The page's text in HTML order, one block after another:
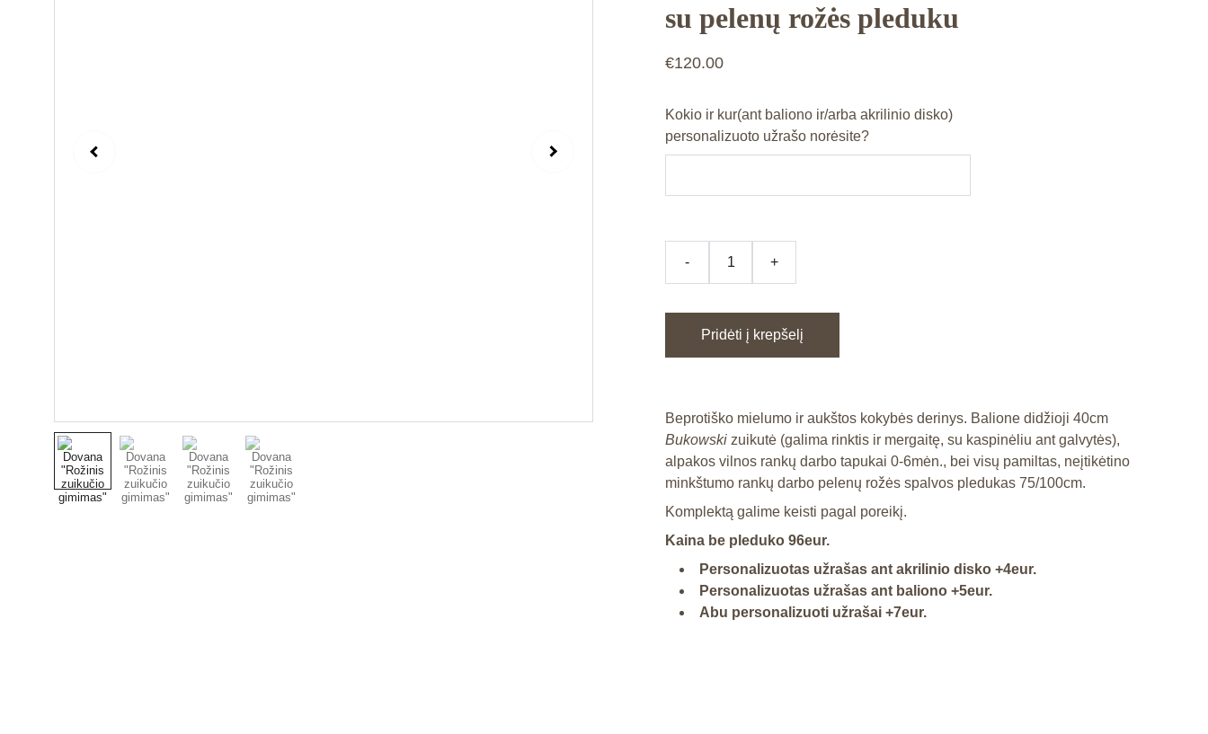
su pelenų rožės pleduku
€120.00
Kokio ir kur(ant baliono ir/arba akrilinio disko)
personalizuoto užrašo norėsite?
- +
Pridėti į krepšelį
Beprotiško mielumo ir aukštos kokybės derinys. Balione didžioji 40cm
Bukowski zuikutė (galima rinktis ir mergaitę, su kaspinėliu ant galvytės),
alpakos vilnos rankų darbo tapukai 0-6mėn., bei visų pamiltas, neįtikėtino
minkštumo rankų darbo pelenų rožės spalvos pledukas 75/100cm.
Komplektą galime keisti pagal poreikį.
Kaina be pleduko 96eur.
Personalizuotas užrašas ant akrilinio disko +4eur.
Personalizuotas užrašas ant baliono +5eur.
Abu personalizuoti užrašai +7eur.